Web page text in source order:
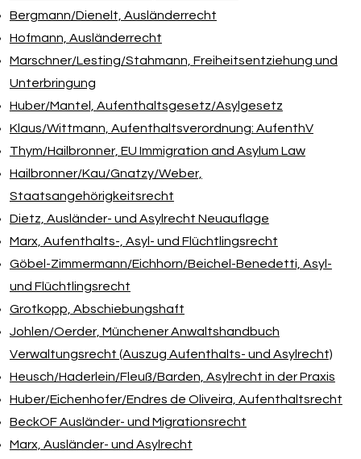
Bergmann/​Dienelt, Ausländerrecht
Hofmann, Ausländerrecht
Marschner/​Lesting/​Stahmann, Freiheitsentziehung und
Unterbringung
Huber/​Mantel, Aufenthaltsgesetz/​Asylgesetz
Klaus/​Wittmann, Aufenthaltsverordnung: AufenthV
Thym/​Hailbronner, EU Immigration and Asylum Law
Hailbronner/​Kau/​Gnatzy/​Weber,
Staatsangehörigkeitsrecht
Dietz, Ausländer- und Asylrecht Neuauflage
Marx, Aufenthalts-, Asyl- und Flüchtlingsrecht
Göbel-Zimmermann/​Eichhorn/​Beichel-Benedetti, Asyl-
und Flüchtlingsrecht
Grotkopp, Abschiebungshaft
Johlen/​Oerder, Münchener Anwaltshandbuch
Verwaltungsrecht (Auszug Aufenthalts- und Asylrecht)
Heusch/​Haderlein/​Fleuß/​Barden, Asylrecht in der Praxis
Huber/​Eichenhofer/​Endres de Oliveira, Aufenthaltsrecht
BeckOF Ausländer- und Migrationsrecht
Marx, Ausländer- und Asylrecht